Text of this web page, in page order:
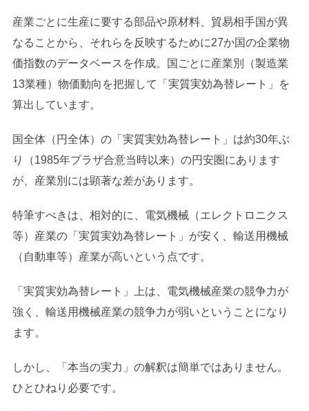
産業ごとに生産に要する部品や原材料、貿易相手国が異
なることから、それらを反映するために27か国の企業物
価指数のデータベースを作成。国ごとに産業別（製造業
13業種）物価動向を把握して「実質実効為替レート」を
算出しています。
国全体（円全体）の「実質実効為替レート」は約30年ぶ
り（1985年プラザ合意当時以来）の円安圏にあります
が、産業別には顕著な差があります。
特筆すべきは、相対的に、電気機械（エレクトロニクス
等）産業の「実質実効為替レート」が安く、輸送用機械
（自動車等）産業が高いという点です。
「実質実効為替レート」上は、電気機械産業の競争力が
強く、輸送用機械産業の競争力が弱いということになり
ます。
しかし、「本当の実力」の解釈は簡単ではありません。
ひとひねり必要です。